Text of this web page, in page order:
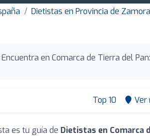
Dietistas en Provincia de Zamora
Encuentra en Comarca de Tierra del Pan:
Top 10 Ver
es tu guía de Dietistas en Comarca